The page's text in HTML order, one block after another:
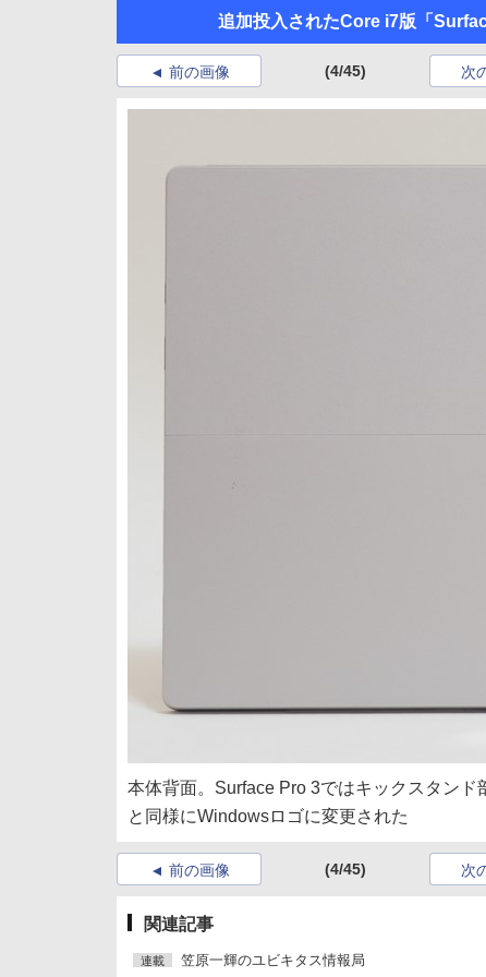
追加投入されたCore i7版「
前の画像 (4/45) 次
本体背面。Surface Pro 3ではキックスタン
と同様にWindowsロゴに変更された
前の画像 (4/45) 次
関連記事
連載 笠原一輝のユビキタス情報局